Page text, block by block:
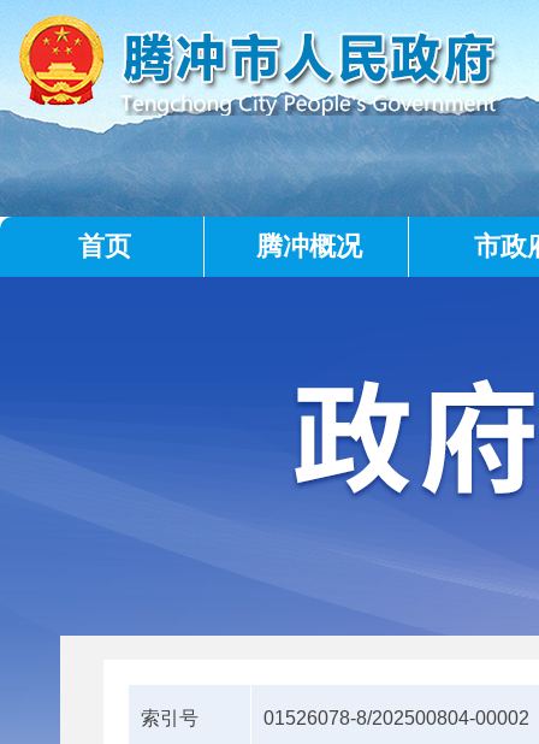
首页 腾冲概况 市政
索引号 01526078-8/202500804-00002